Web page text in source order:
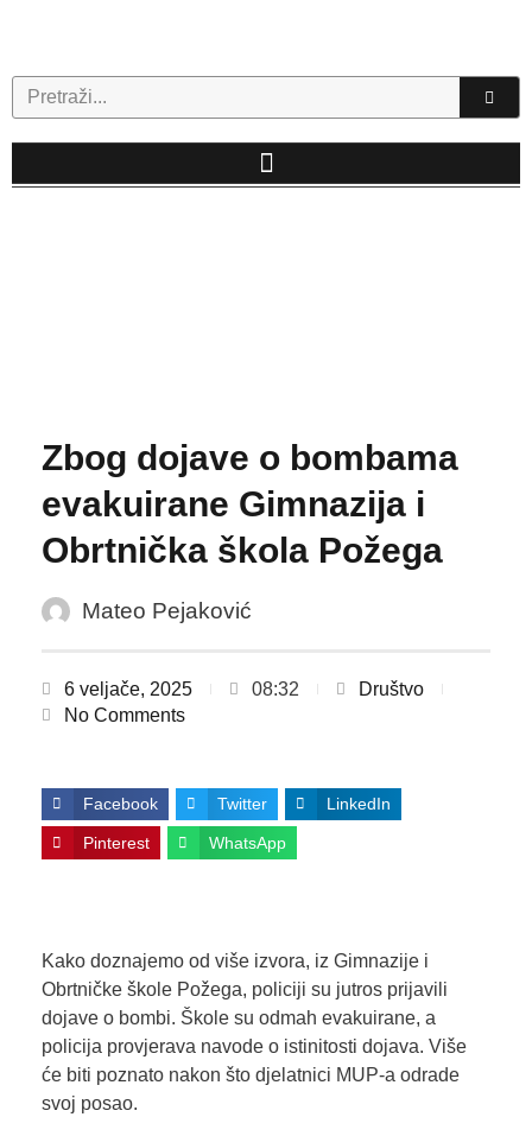
Search
Zbog dojave o bombama
evakuirane Gimnazija i
Obrtnička škola Požega
Mateo Pejaković
6 veljače, 2025 08:32
Društvo
No Comments
Facebook Twitter LinkedIn
Pinterest WhatsApp
Kako doznajemo od više izvora, iz Gimnazije i
Obrtničke škole Požega, policiji su jutros prijavili
dojave o bombi. Škole su odmah evakuirane, a
policija provjerava navode o istinitosti dojava. Više
će biti poznato nakon što djelatnici MUP-a odrade
svoj posao.